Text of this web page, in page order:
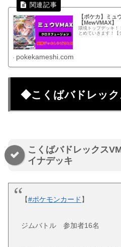
【ポケカ】ミュ
【MewVMAX】
環境トップデッキ！
とめていきます！【
pokekameshi.com
◆こくばバドレック
こくばバドレックス
イナデッキ
【#ポケモンカード 】
ジムバトル 参加者16名